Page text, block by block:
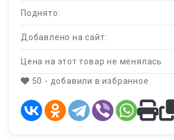
Поднято:
Добавлено на сайт:
Цена на этот товар не менялась
50 - добавили в избранное